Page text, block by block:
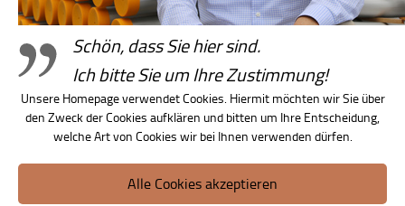
Leitbild
Stiftung
Gemeinsan die Vision umsetzen
Schön, dass Sie hier sind.
Ich bitte Sie um Ihre Zustimmung!
Unsere Homepage verwendet Cookies. Hiermit möchten wir Sie über
den Zweck der Cookies aufklären und bitten um Ihre Entscheidung,
welche Art von Cookies wir bei Ihnen verwenden dürfen.
Alle Cookies akzeptieren